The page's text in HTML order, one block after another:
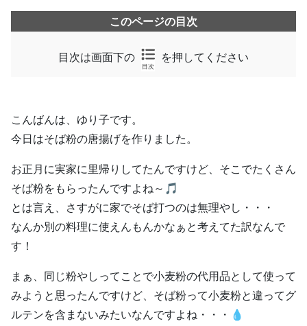
このページの目次
目次は画面下の
目次
を押してください
こんばんは、ゆり子です。
今日はそば粉の唐揚げを作りました。
お正月に実家に里帰りしてたんですけど、そこでたくさん
そば粉をもらったんですよね～🎵
とは言え、さすがに家でそば打つのは無理やし・・・
なんか別の料理に使えんもんかなぁと考えてた訳なんで
す！
まぁ、同じ粉やしってことで小麦粉の代用品として使って
みようと思ったんですけど、そば粉って小麦粉と違ってグ
ルテンを含まないみたいなんですよね・・・💧